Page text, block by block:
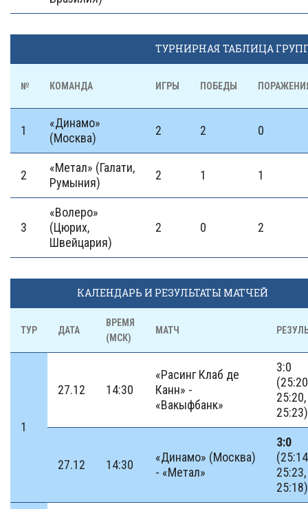
ТУРНИРНАЯ ТАБЛИЦА
№ КОМАНДА ИГРЫ ПОБЕДЫ
1
«Динамо»
(Москва)
2 2 0
2
«Метал» (Галати,
Румыния)
2 1 1
3
«Волеро»
(Цюрих,
Швейцария)
2 0 2
КАЛЕНДАРЬ И РЕЗУЛЬТАТЫ МАТЧЕЙ
ТУР ДАТА
ВРЕМЯ
(МСК)
МАТЧ
1
27.12 14:30
«Расинг Клаб де
Канн» -
«Вакыфбанк»
3:0
25:20,
25:23)
27.12 14:30
«Динамо» (Москва)
- «Метал»
3:0
25:23,
25:18)